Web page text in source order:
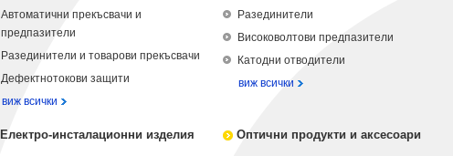
Автоматични прекъсвачи и
предпазители
Разединители и товарови прекъсвачи
Дефектнотокови защити
виж всички
Разединители
Високоволтови предпазители
Катодни отводители
виж всички
Електро-инсталационни изделия Оптични продукти и аксесоари